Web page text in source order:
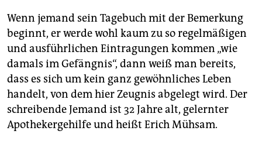
fragen & hilfe
unterstützen
abo
genossenschaft
epaper login
Wenn jemand sein Tagebuch mit der Bemerkung
beginnt, er werde wohl kaum zu so regelmäßigen
und ausführlichen Eintragungen kommen „wie
damals im Gefängnis“, dann weiß man bereits,
dass es sich um kein ganz gewöhnliches Leben
handelt, von dem hier Zeugnis abgelegt wird. Der
schreibende Jemand ist 32 Jahre alt, gelernter
Apothekergehilfe und heißt Erich Mühsam.